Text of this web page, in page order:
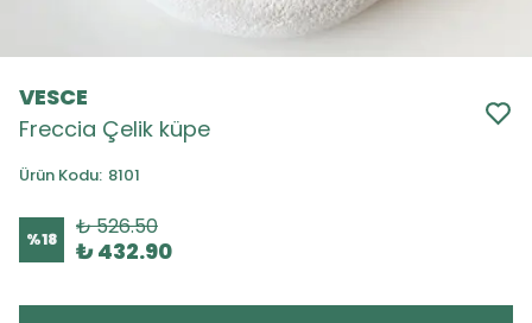
VESCE
Freccia Çelik küpe
Ürün Kodu: 8101
%18 ₺ 526.50
₺ 432.90